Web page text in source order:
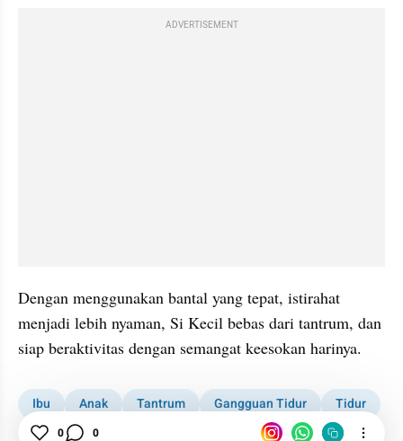
ADVERTISEMENT
Dengan menggunakan bantal yang tepat, istirahat
menjadi lebih nyaman, Si Kecil bebas dari tantrum, dan
siap beraktivitas dengan semangat keesokan harinya.
Ibu Anak Tantrum Gangguan Tidur
Tidur
Bantal
0 0